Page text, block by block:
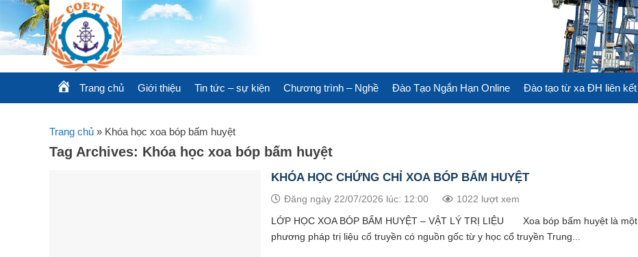
to
content
Trang chủ Giới thiệu Tin tức – sự kiện Chương trình – Nghề Đào Tạo Ngắn Hạn Online Đào tạo từ xa ĐH liên kết
Trang chủ » Khóa học xoa bóp bấm huyệt
Tag Archives: Khóa học xoa bóp bấm huyệt
KHÓA HỌC CHỨNG CHỈ XOA BÓP BẤM HUYỆT
Đăng ngày 22/07/2026 lúc: 12:00
1022 lượt xem
LỚP HỌC XOA BÓP BẤM HUYỆT – VẬT LÝ TRỊ LIỆU Xoa bóp bấm huyệt là một
phương pháp trị liệu cổ truyền có nguồn gốc từ y học cổ truyền Trung...